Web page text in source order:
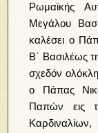
Ρωμαϊκής
Μεγάλου
καλέσει ο
Β΄ Βασιλέως
σχεδόν
ο Πάπας
Παπών εις